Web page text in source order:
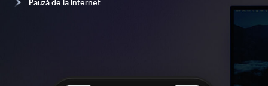
Pauză de la internet